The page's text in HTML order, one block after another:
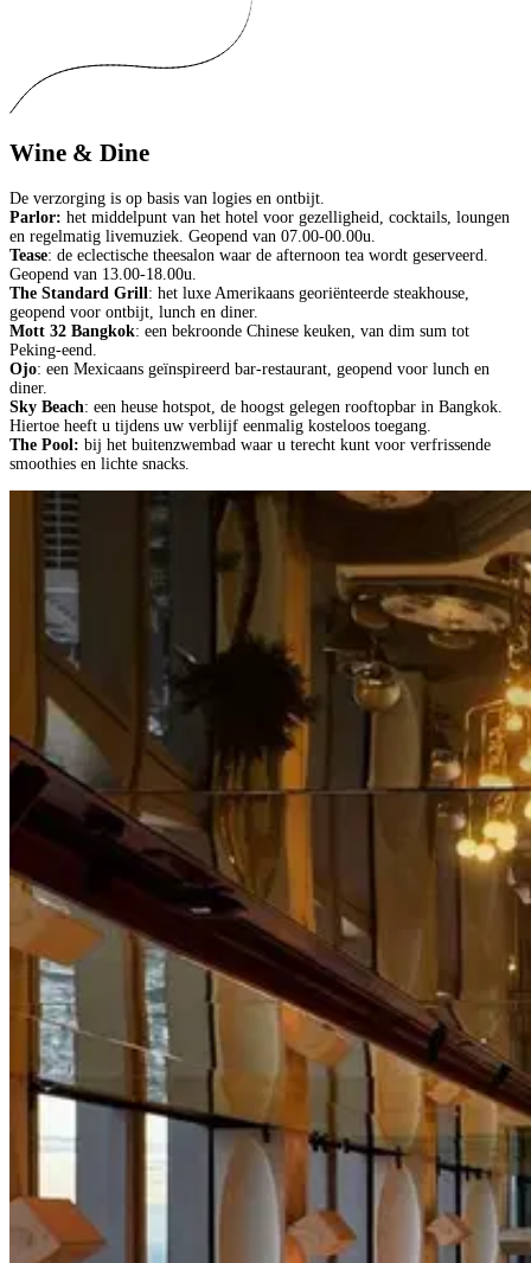
Wine & Dine
De verzorging is op basis van logies en ontbijt.
Parlor: het middelpunt van het hotel voor gezelligheid, cocktails, loungen
en regelmatig livemuziek. Geopend van 07.00-00.00u.
Tease: de eclectische theesalon waar de afternoon tea wordt geserveerd.
Geopend van 13.00-18.00u.
The Standard Grill : het luxe Amerikaans georiënteerde steakhouse,
geopend voor ontbijt, lunch en diner.
Mott 32 Bangkok: een bekroonde Chinese keuken, van dim sum tot
Peking-eend.
Ojo: een Mexicaans geïnspireerd bar-restaurant, geopend voor lunch en
diner.
Sky Beach: een heuse hotspot, de hoogst gelegen rooftopbar in Bangkok.
Hiertoe heeft u tijdens uw verblijf eenmalig kosteloos toegang.
The Pool: bij het buitenzwembad waar u terecht kunt voor verfrissende
smoothies en lichte snacks.